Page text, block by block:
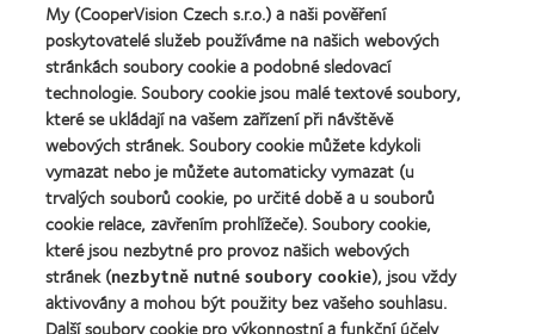
pracovníky
roku
2012
a
2010
(2012)
roku
2011
(2011)
more
about
Cena
Wealth
of
health
2011
(2011)
Learn
more
about
Cena
ODMA
2011
(2011)
Learn
more
about
Cena
REBRAND
100®
Global
Award
za
My (CooperVision Czech s.r.o.) a naši pověření
poskytovatelé služeb používáme na našich webových
stránkách soubory cookie a podobné sledovací
technologie. Soubory cookie jsou malé textové soubory,
které se ukládají na vašem zařízení při návštěvě
webových stránek. Soubory cookie můžete kdykoli
vymazat nebo je můžete automaticky vymazat (u
trvalých souborů cookie, po určité době a u souborů
cookie relace, zavřením prohlížeče). Soubory cookie,
které jsou nezbytné pro provoz našich webových
stránek (nezbytně nutné soubory cookie), jsou vždy
aktivovány a mohou být použity bez vašeho souhlasu.
Další soubory cookie pro výkonnostní a funkční účely